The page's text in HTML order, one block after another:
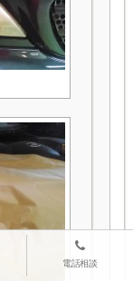
電話相談